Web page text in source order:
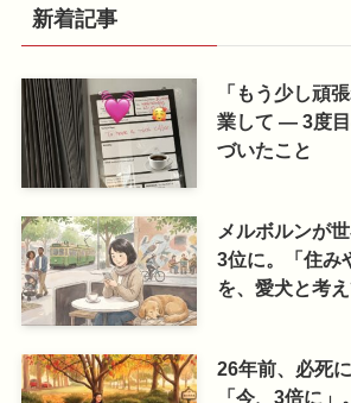
新着記事
「もう少し頑
業して ― 3度
づいたこと
メルボルンが
3位に。「住み
を、愛犬と考
26年前、必死
「今、3倍に